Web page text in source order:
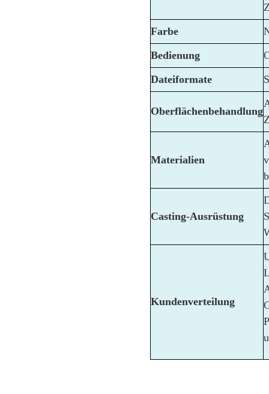
Farbe
Bedienung
Dateiformate
Oberflächenbehandlung
Materialien
Casting-Ausrüstung
Kundenverteilung